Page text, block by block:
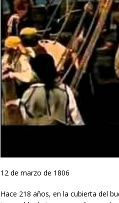
12 de marzo de 1806
Hace 218 años, en la cubierta del